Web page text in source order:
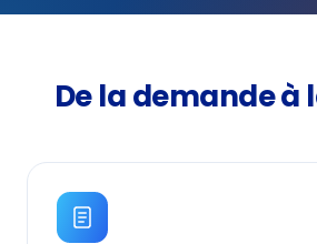
De la demande à